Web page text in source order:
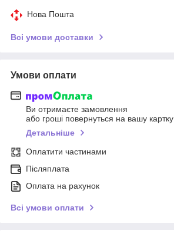
Нова Пошта
Всі умови доставки
Умови оплати
Ви отримаєте замовлення
або гроші повернуться на вашу картку
Детальніше
Оплатити частинами
Післяплата
Оплата на рахунок
Всі умови оплати